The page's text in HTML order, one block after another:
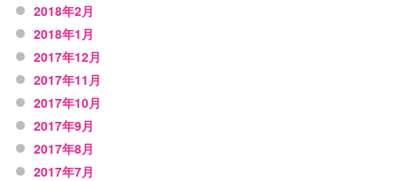
2018年2月
2018年1月
2017年12月
2017年11月
2017年10月
2017年9月
2017年8月
2017年7月